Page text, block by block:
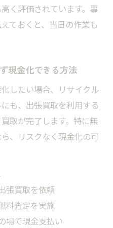
く評価されています。事
ておくと、当日の作業も
現金化できる方法
したい場合、リサイクル
も、出張買取を利用する
取が完了します。特に無
、リスクなく現金化の可
張買取を依頼
料査定を実施
場で現金支払い